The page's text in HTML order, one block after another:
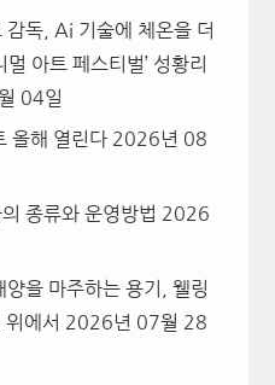
감독, Ai 기술에 체온을 더
아트 페스티벌’ 성황리
04일
올해 열린다 2026년 08
종류와 운영방법 2026
양을 마주하는 용기, 웰링
에서 2026년 07월 28